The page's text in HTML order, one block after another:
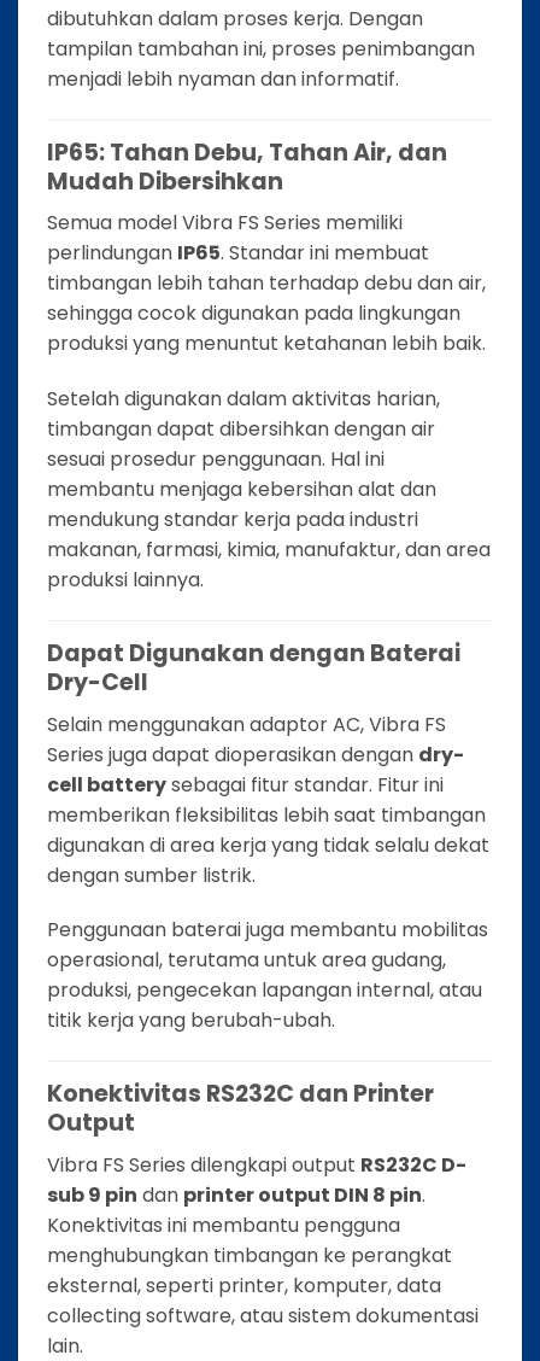
dibutuhkan dalam proses kerja. Dengan
tampilan tambahan ini, proses penimbangan
menjadi lebih nyaman dan informatif.
IP65: Tahan Debu, Tahan Air, dan
Mudah Dibersihkan
Semua model Vibra FS Series memiliki
perlindungan IP65. Standar ini membuat
timbangan lebih tahan terhadap debu dan air,
sehingga cocok digunakan pada lingkungan
produksi yang menuntut ketahanan lebih baik.
Setelah digunakan dalam aktivitas harian,
timbangan dapat dibersihkan dengan air
sesuai prosedur penggunaan. Hal ini
membantu menjaga kebersihan alat dan
mendukung standar kerja pada industri
makanan, farmasi, kimia, manufaktur, dan area
produksi lainnya.
Dapat Digunakan dengan Baterai
Dry-Cell
Selain menggunakan adaptor AC, Vibra FS
Series juga dapat dioperasikan dengan dry-
cell batterysebagai fitur standar. Fitur ini
memberikan fleksibilitas lebih saat timbangan
digunakan di area kerja yang tidak selalu dekat
dengan sumber listrik.
Penggunaan baterai juga membantu mobilitas
operasional, terutama untuk area gudang,
produksi, pengecekan lapangan internal, atau
titik kerja yang berubah-ubah.
Konektivitas RS232C dan Printer
Output
Vibra FS Series dilengkapi output RS232C D-
sub 9 pin dan printer output DIN 8 pin.
Konektivitas ini membantu pengguna
menghubungkan timbangan ke perangkat
eksternal, seperti printer, komputer, data
collecting software, atau sistem dokumentasi
lain.